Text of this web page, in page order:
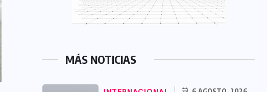
MÁS NOTICIAS